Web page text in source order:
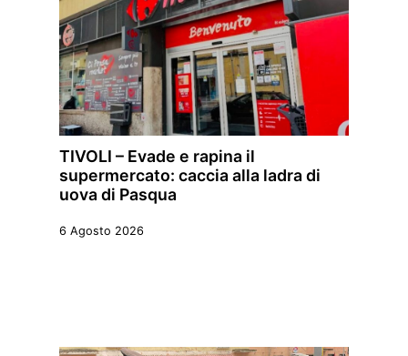
TIVOLI – Evade e rapina il
supermercato: caccia alla ladra di
uova di Pasqua
6 Agosto 2026